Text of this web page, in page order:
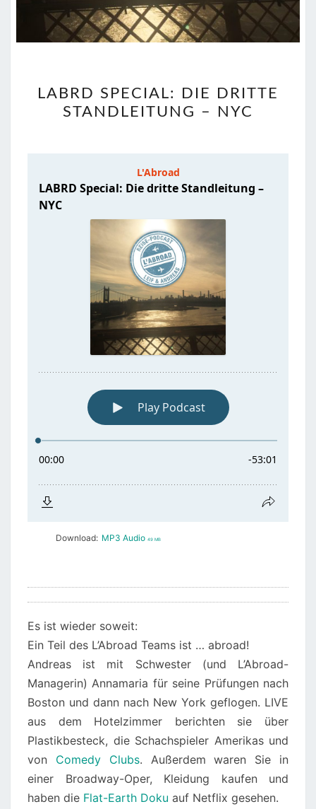
SPECIAL:
DIE
–
NYC
LABRD SPECIAL: DIE DRITTE
STANDLEITUNG – NYC
Download: MP3 Audio 49 MB
Es ist wieder soweit:
Ein Teil des L’Abroad Teams ist … abroad!
Andreas ist mit Schwester (und L’Abroad-
Managerin) Annamaria für seine Prüfungen nach
Boston und dann nach New York geflogen. LIVE
aus dem Hotelzimmer berichten sie über
Plastikbesteck, die Schachspieler Amerikas und
von Comedy Clubs. Außerdem waren Sie in
einer Broadway-Oper, Kleidung kaufen und
haben die Flat-Earth Doku auf Netflix gesehen.